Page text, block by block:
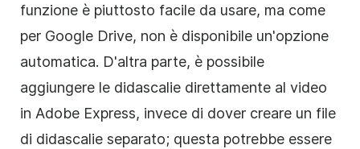
funzione è piuttosto facile da usare, ma come
per Google Drive, non è disponibile un'opzione
automatica. D'altra parte, è possibile
aggiungere le didascalie direttamente al video
in Adobe Express, invece di dover creare un file
di didascalie separato; questa potrebbe essere